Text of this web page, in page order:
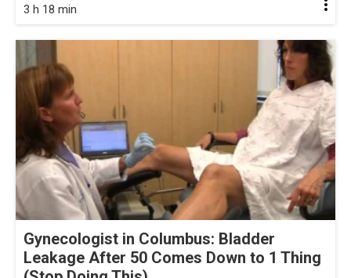
3 h 18 min
Gynecologist in Columbus: Bladder
Leakage After 50 Comes Down to 1 Thing